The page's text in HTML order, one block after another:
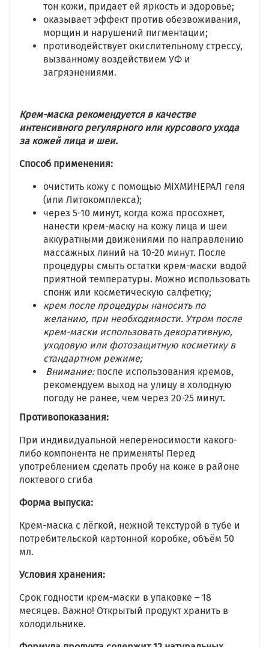
тон кожи, придает ей яркость и здоровье;
оказывает эффект против обезвоживания,
морщин и нарушений пигментации;
противодействует окислительному стрессу,
вызванному воздействием УФ и
загрязнениями.
Крем-маска рекомендуется в качестве
интенсивного регулярного или курсового ухода
за кожей лица и шеи.
Способ применения:
очистить кожу с помощью МIXМИНЕРАЛ геля
(или Литокомплекса);
через 5-10 минут, когда кожа просохнет,
нанести крем-маску на кожу лица и шеи
аккуратными движениями по направлению
массажных линий на 10-20 минут. После
процедуры смыть остатки крем-маски водой
приятной температуры. Можно использовать
спонж или косметическую салфетку;
крем после процедуры наносить по
желанию, при необходимости. Утром после
крем-маски использовать декоративную,
уходовую или фотозащитную косметику в
стандартном режиме;
Внимание: после использования кремов,
рекомендуем выход на улицу в холодную
погоду не ранее, чем через 20-25 минут.
Противопоказания:
При индивидуальной непереносимости какого-
либо компонента не применять! Перед
употреблением сделать пробу на коже в районе
локтевого сгиба
Форма выпуска:
Крем-маска с лёгкой, нежной текстурой в тубе и
потребительской картонной коробке, объём 50
мл.
Условия хранения:
Срок годности крем-маски в упаковке – 18
месяцев. Важно! Открытый продукт хранить в
холодильнике.